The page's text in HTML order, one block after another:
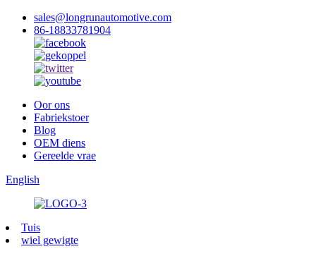
sales@longrunautomotive.com
86-18833781904
Oor ons
Fabriekstoer
Blog
OEM diens
Gereelde vrae
English
Tuis
wiel gewigte